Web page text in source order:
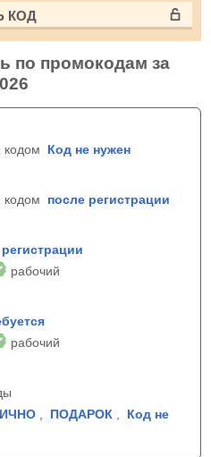
КОД
по промокодам за
кодом Код не нужен
кодом после регистрации
рабочий
рабочий
ПОДАРОК
Код не